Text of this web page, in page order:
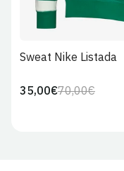
Sweat Nike Listada
Preço
70,00€Preço
35,00€